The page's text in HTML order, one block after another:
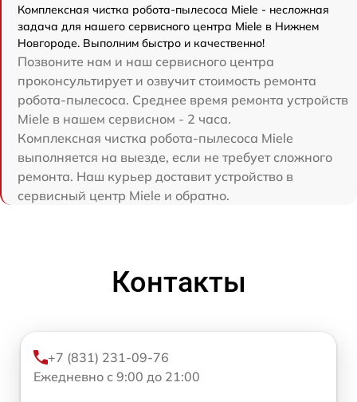
Комплексная чистка робота-пылесоса Miele - несложная
задача для нашего сервисного центра Miele в Нижнем
Новгороде. Выполним быстро и качественно!
Позвоните нам и наш сервисного центра
проконсультирует и озвучит стоимость ремонта
робота-пылесоса. Среднее время ремонта устройств
Miele в нашем сервисном - 2 часа.
Комплексная чистка робота-пылесоса Miele
выполняется на выезде, если не требует сложного
ремонта. Наш курьер доставит устройство в
сервисный центр Miele и обратно.
Контакты
+7 (831) 231-09-76
Ежедневно с 9:00 до 21:00